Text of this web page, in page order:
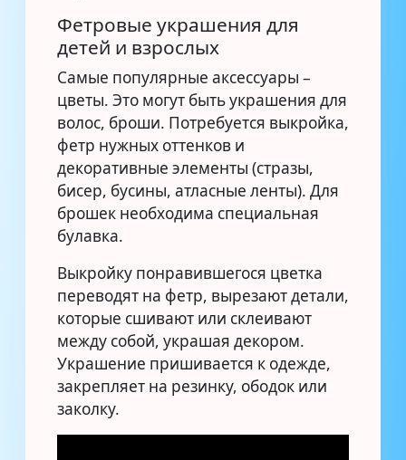
Фетровые украшения для
детей и взрослых
Самые популярные аксессуары –
цветы. Это могут быть украшения для
волос, броши. Потребуется выкройка,
фетр нужных оттенков и
декоративные элементы (стразы,
бисер, бусины, атласные ленты). Для
брошек необходима специальная
булавка.
Выкройку понравившегося цветка
переводят на фетр, вырезают детали,
которые сшивают или склеивают
между собой, украшая декором.
Украшение пришивается к одежде,
закрепляет на резинку, ободок или
заколку.